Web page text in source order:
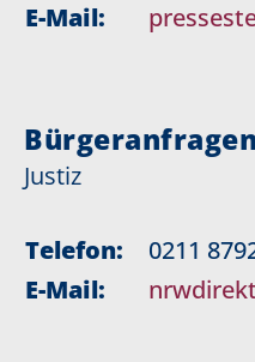
E-Mail:
Bürgeranfragen
Justiz
Telefon:
0211
E-Mail: